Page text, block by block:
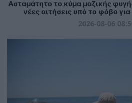
Ασταμάτητο το κύμα μαζικής
νέες αιτήσεις υπό το φόβο για
2026-08-06